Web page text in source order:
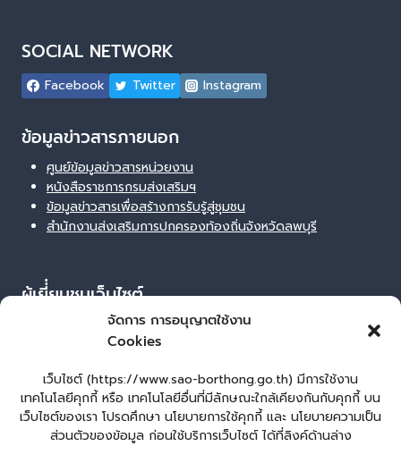
จัดการ การอนุญาตใช้งาน
Cookies
เว็บไซต์ (https://www.sao-borthong.go.th) มีการใช้งาน
เทคโนโลยีคุกกี้ หรือ เทคโนโลยีอื่นที่มีลักษณะใกล้เคียงกันกับคุกกี้ บน
เว็บไซต์ของเรา โปรดศึกษา นโยบายการใช้คุกกี้ และ นโยบายความเป็น
ส่วนตัวของข้อมูล ก่อนใช้บริการเว็บไซต์ ได้ที่ลิงค์ด้านล่าง
SOCIAL NETWORK
Facebook Twitter Instagram
ข้อมูลข่าวสารภายนอก
ศูนย์ข้อมูลข่าวสารหน่วยงาน
หนังสือราชการกรมส่งเสริมฯ
ข้อมูลข่าวสารเพื่อสร้างการรับรู้สู่ชุมชน
สำนักงานส่งเสริมการปกครองท้องถิ่นจังหวัดลพบุรี
ผู้เยี่่ยมชมเว็บไซต์
68
เข้าสู่ระบบ
จัดทำเว็บไซต์
lopburiwebdesign.com